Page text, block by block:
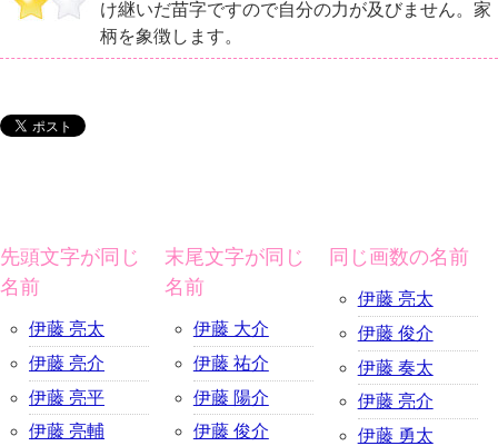
け継いだ苗字ですので自分の力が及びません。家
柄を象徴します。
先頭文字が同じ
名前
伊藤 亮太
伊藤 亮介
伊藤 亮平
伊藤 亮輔
末尾文字が同じ
名前
伊藤 大介
伊藤 祐介
伊藤 陽介
伊藤 俊介
同じ画数の名前
伊藤 亮太
伊藤 俊介
伊藤 奏太
伊藤 亮介
伊藤 勇太